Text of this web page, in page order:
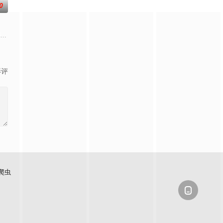
立“斩毒行动”专案组，借调警员安迪参战。首轮毒贩阿泰交易败露被廖爷
的恐怖传说，生物系学生苏瑶与同学进山科考，却因遭遇飓风来袭而失联。
评

虫